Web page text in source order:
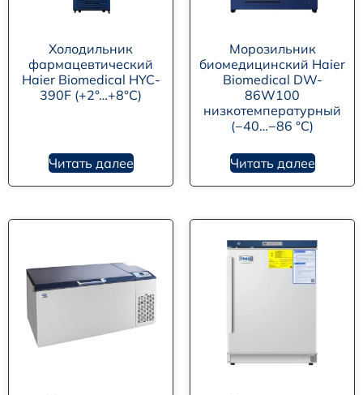
Холодильник
фармацевтический
Haier Biomedical HYC-
390F (+2°…+8°C)
Читать далее
Морозильник
биомедицинский Haier
Biomedical DW-
86W100
низкотемпературный
(−40…−86 °C)
Читать далее